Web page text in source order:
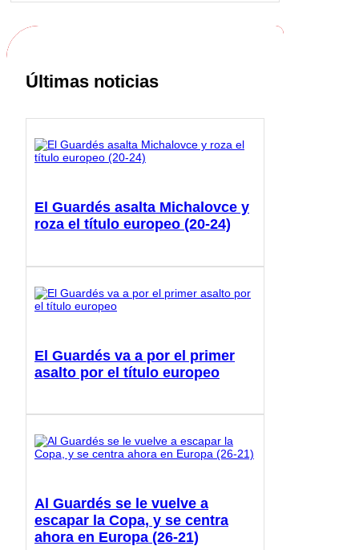
Últimas noticias
El Guardés asalta Michalovce y
roza el título europeo (20-24)
El Guardés va a por el primer
asalto por el título europeo
Al Guardés se le vuelve a
escapar la Copa, y se centra
ahora en Europa (26-21)